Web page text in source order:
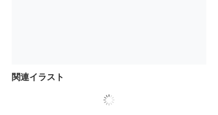
関連イラスト